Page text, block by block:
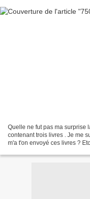
Quelle ne fut pas ma surprise
contenant trois livres . Je me
m'a t'on envoyé ces livres ?